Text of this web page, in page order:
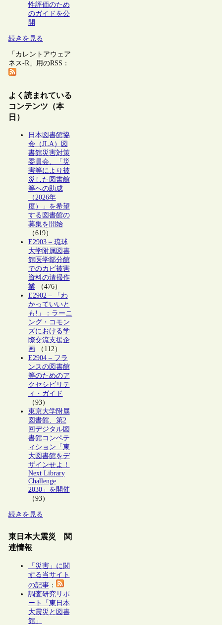
性評価のため
のガイドを公
開
続きを見る
「カレントアウェア
ネス-R」用のRSS：
よく読まれている
コンテンツ（本
日）
日本図書館協
会（JLA）図
書館災害対策
委員会、「災
害等により被
災した図書館
等への助成
（2026年
度）」を希望
する図書館の
募集を開始
（619）
E2903 – 琉球
大学附属図書
館医学部分館
でのカビ被害
資料の清掃作
業（476）
E2902 – 「わ
かっていいと
も!」：ラーニ
ング・コモン
ズにおける学
際交流支援企
画 （112）
E2904 – フラ
ンスの図書館
等のためのア
クセシビリテ
ィ・ガイド
（93）
東京大学附属
図書館、第2
回デジタル図
書館コンペテ
ィション「東
大図書館をデ
ザインせよ！
Next Library
Challenge
2030」を開催
（93）
続きを見る
東日本大震災 関
連情報
「災害」に関
する当サイト
の記事：
調査研究リポ
ート「東日本
大震災と図書
館」